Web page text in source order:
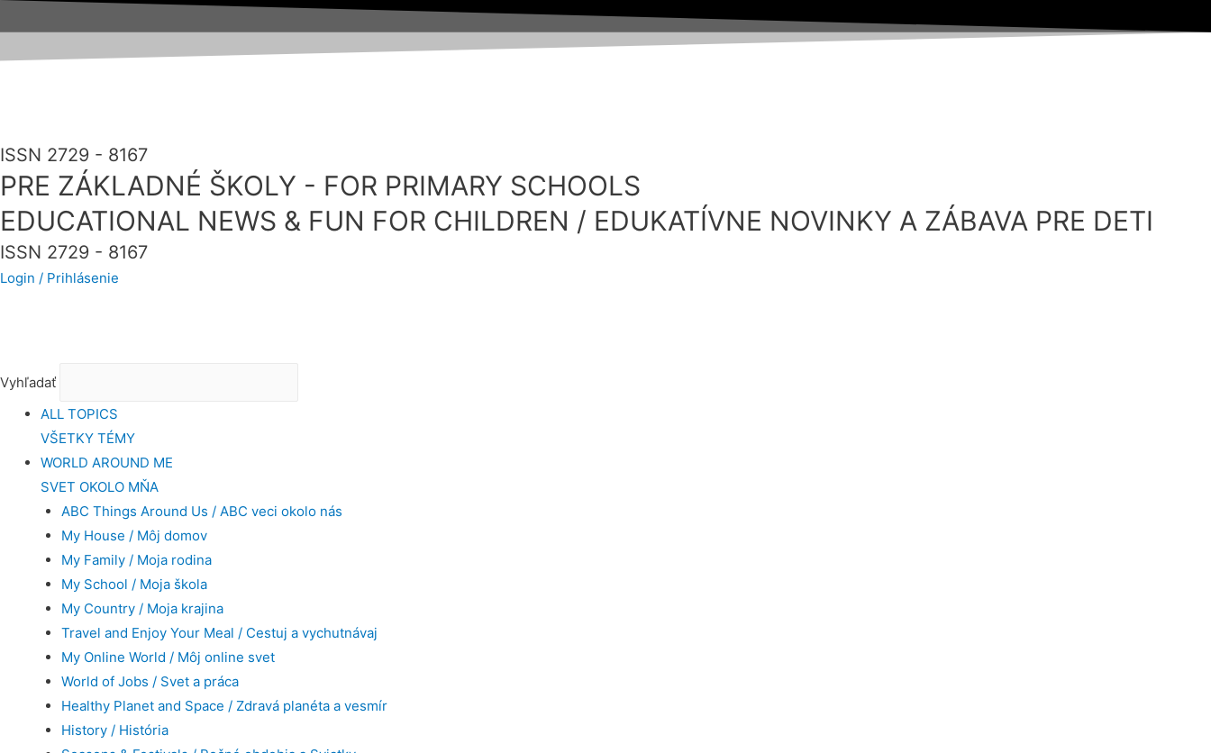
ISSN 2729 - 8167
PRE ZÁKLADNÉ ŠKOLY - FOR PRIMARY SCHOOLS
EDUCATIONAL NEWS & FUN FOR CHILDREN / EDUKATÍVNE NOVINKY A ZÁBAVA PRE DETI
ISSN 2729 - 8167
Login / Prihlásenie
Vyhľadať
ALL TOPICS
VŠETKY TÉMY
WORLD AROUND ME
SVET OKOLO MŇA
ABC Things Around Us / ABC veci okolo nás
My House / Môj domov
My Family / Moja rodina
My School / Moja škola
My Country / Moja krajina
Travel and Enjoy Your Meal / Cestuj a vychutnávaj
My Online World / Môj online svet
World of Jobs / Svet a práca
Healthy Planet and Space / Zdravá planéta a vesmír
History / História